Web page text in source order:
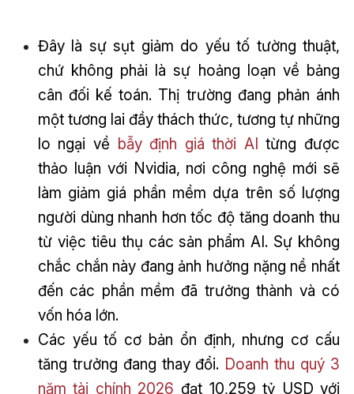
Đây là sự sụt giảm do yếu tố tường thuật,
chứ không phải là sự hoảng loạn về bảng
cân đối kế toán. Thị trường đang phản ánh
một tương lai đầy thách thức, tương tự những
lo ngại về bẫy định giá thời AI từng được
thảo luận với Nvidia, nơi công nghệ mới sẽ
làm giảm giá phần mềm dựa trên số lượng
người dùng nhanh hơn tốc độ tăng doanh thu
từ việc tiêu thụ các sản phẩm AI. Sự không
chắc chắn này đang ảnh hưởng nặng nề nhất
đến các phần mềm đã trưởng thành và có
vốn hóa lớn.
Các yếu tố cơ bản ổn định, nhưng cơ cấu
tăng trưởng đang thay đổi. Doanh thu quý 3
năm tài chính 2026 đạt 10,259 tỷ USD với